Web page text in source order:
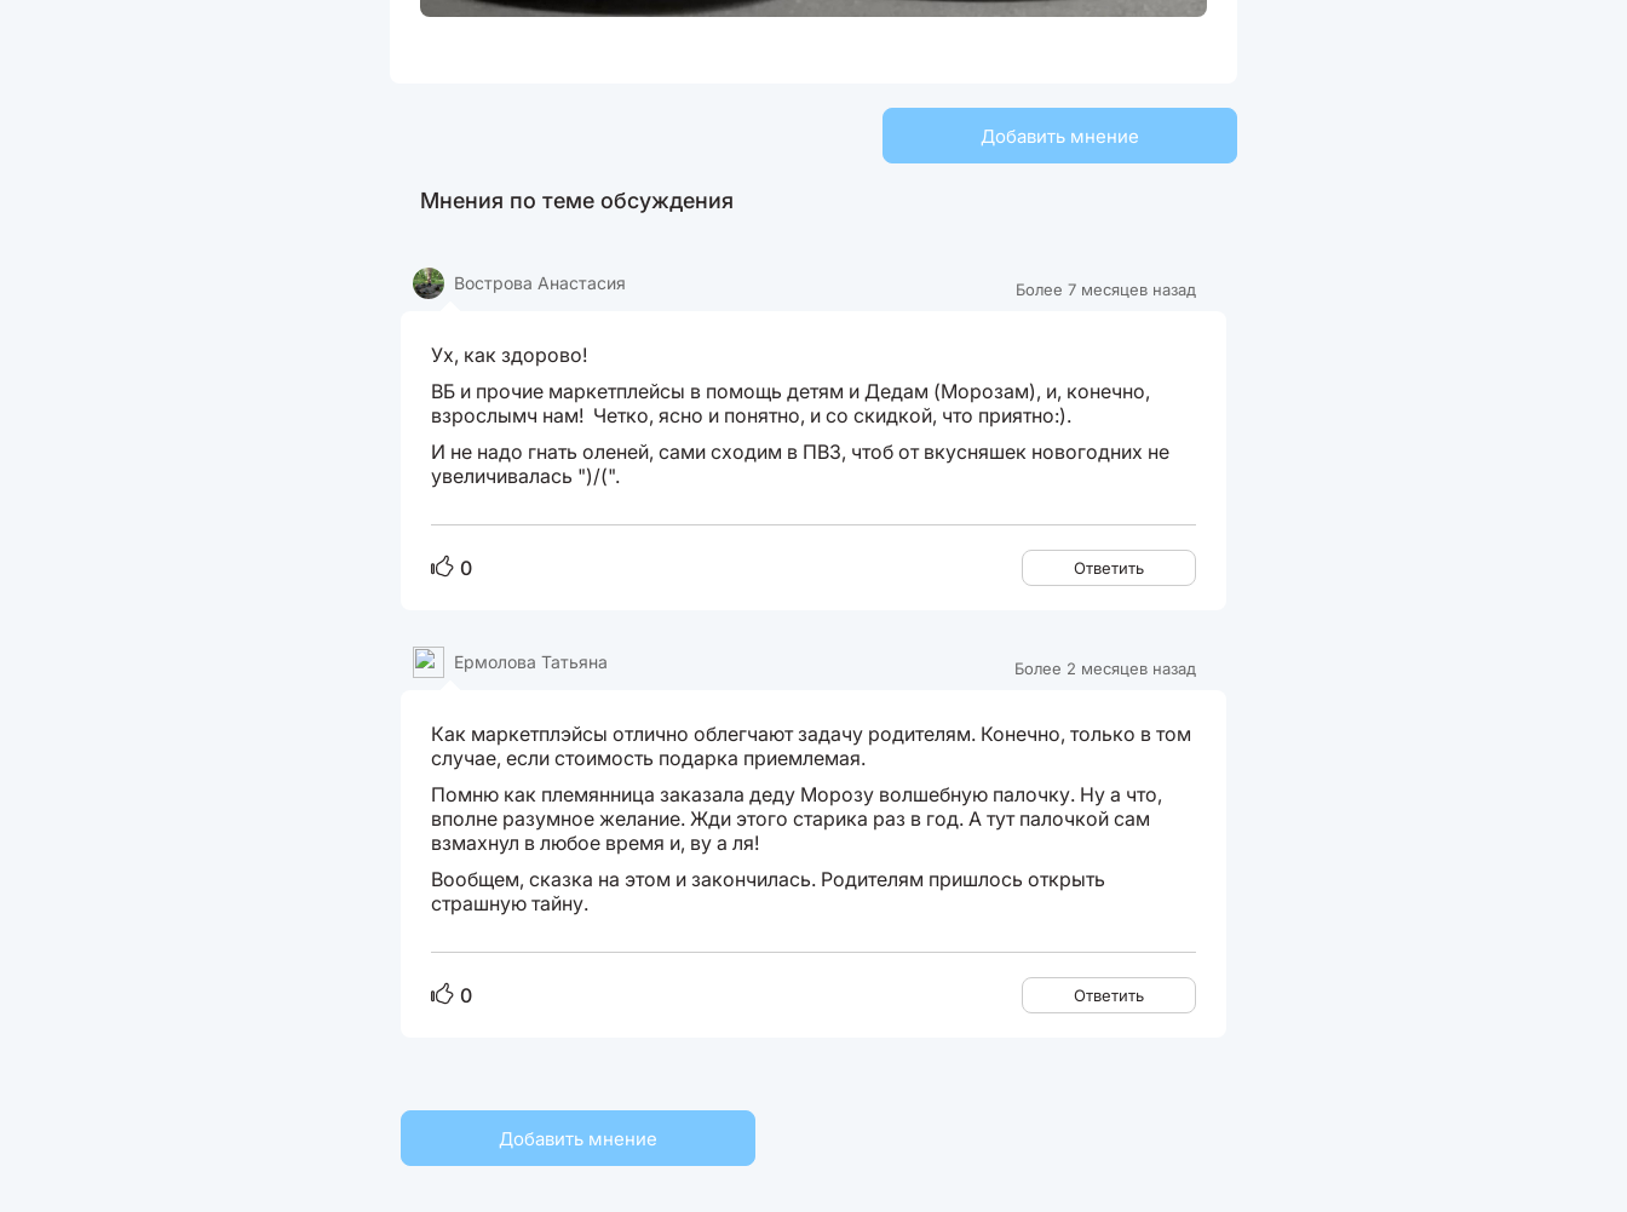
Добавить мнение
Мнения по теме обсуждения
Более 7 месяцев назад
Вострова Анастасия
Ух, как здорово!
ВБ и прочие маркетплейсы в помощь детям и Дедам (Морозам), и, конечно,
взрослымч нам! Четко, ясно и понятно, и со скидкой, что приятно:).
И не надо гнать оленей, сами сходим в ПВЗ, чтоб от вкусняшек новогодних не
увеличивалась ")/(".
0 Ответить
Более 2 месяцев назад
Ермолова Татьяна
Как маркетплэйсы отлично облегчают задачу родителям. Конечно, только в том
случае, если стоимость подарка приемлемая.
Помню как племянница заказала деду Морозу волшебную палочку. Ну а что,
вполне разумное желание. Жди этого старика раз в год. А тут палочкой сам
взмахнул в любое время и, ву а ля!
Вообщем, сказка на этом и закончилась. Родителям пришлось открыть
страшную тайну.
0 Ответить
Добавить мнение